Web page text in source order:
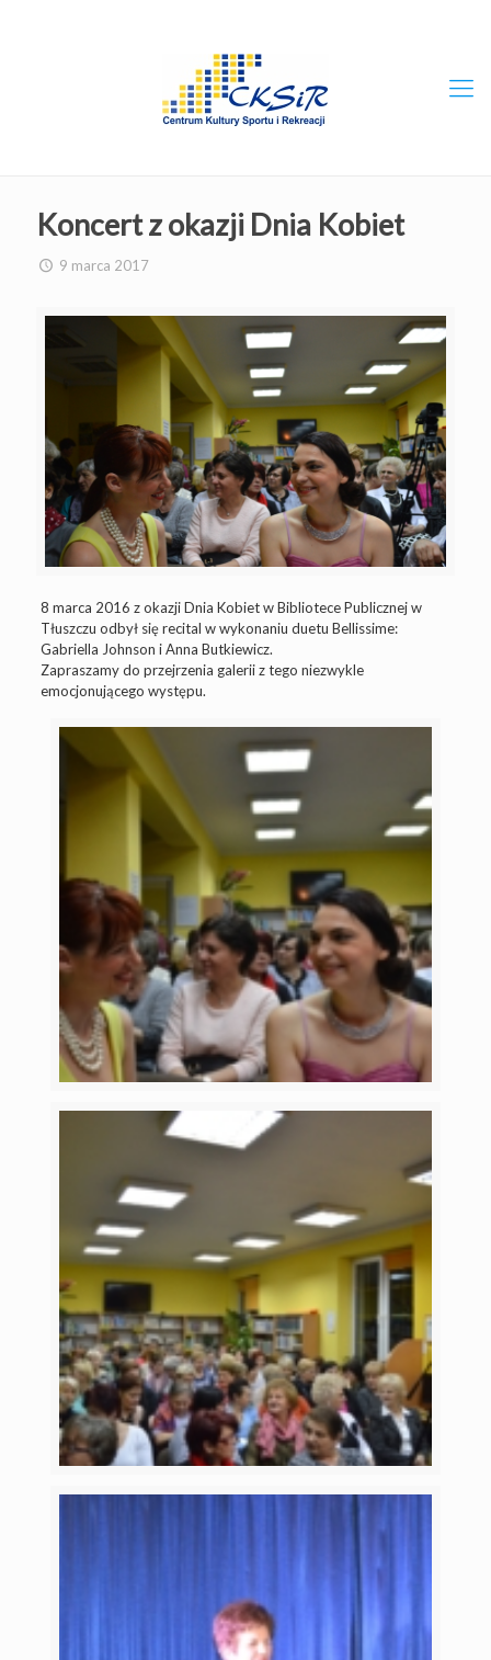
Koncert z okazji Dnia Kobiet
9 marca 2017
8 marca 2016 z okazji Dnia Kobiet w Bibliotece Publicznej w
Tłuszczu odbył się recital w wykonaniu duetu Bellissime:
Gabriella Johnson i Anna Butkiewicz.
Zapraszamy do przejrzenia galerii z tego niezwykle
emocjonującego występu.